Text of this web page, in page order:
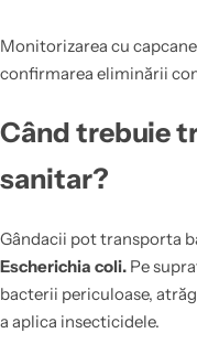
Monitorizarea cu
confirmarea eliminării
Când trebuie
sanitar?
Gândacii pot transporta
Escherichia coli. Pe
bacterii periculoase,
a aplica insecticidele.